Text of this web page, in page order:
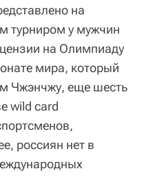
на
турниром у мужчин
на Олимпиаду
мира, который
Чжэнчжу, еще шесть
wild card
россиян нет в